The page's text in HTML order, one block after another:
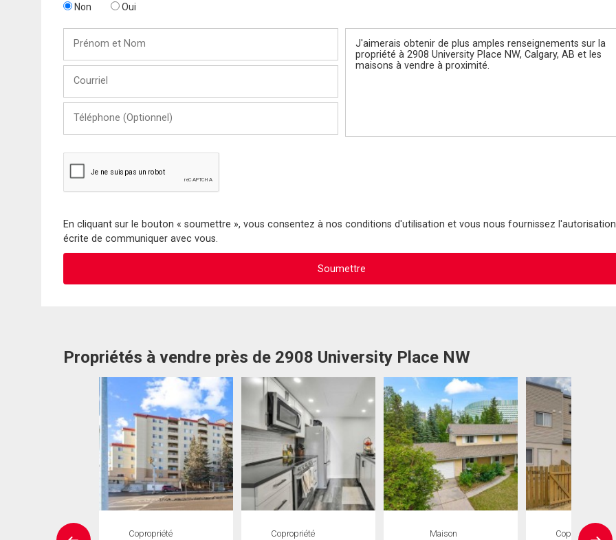
Non Oui
Nom
(Optionnel)
En cliquant sur le bouton « soumettre », vous consentez à nos conditions d'utilisation et vous nous fournissez l'autorisation
écrite de communiquer avec vous.
Propriétés à vendre près de 2908 University Place NW
Copropriété
Copropriété
Maison
Copropriété